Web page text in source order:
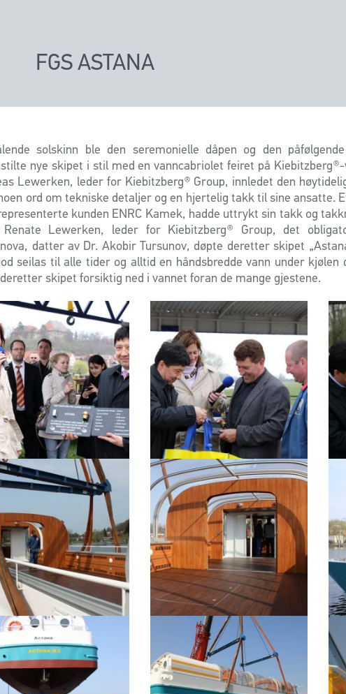
FGS ASTANA
solskinn ble den seremonielle dåpen og den
nye skipet i stil med en vanncabriolet feiret på
Lewerken, leder for Kiebitzberg® Group, innledet den
ord om tekniske detaljer og en hjertelig takk til sine ansatte.
kunden ENRC Kamek, hadde uttrykt sin takk og
Renate Lewerken, leder for Kiebitzberg® Group, det
datter av Dr. Akobir Tursunov, døpte deretter skipet
seilas til alle tider og alltid en håndsbredde vann under kjølen
skipet forsiktig ned i vannet foran de mange gjestene.